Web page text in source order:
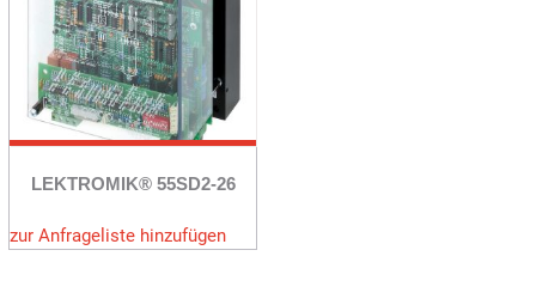
LEKTROMIK® 55SD2-26
zur Anfrageliste hinzufügen